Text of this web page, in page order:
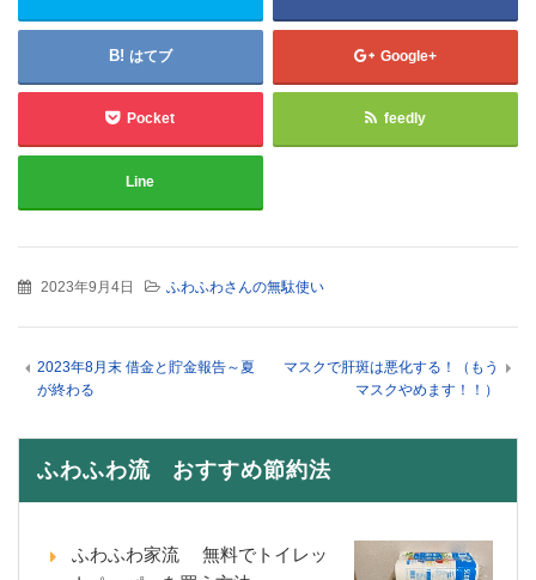
はてブ Google+
Pocket feedly
Line
2023年9月4日 ふわふわさんの無駄使い
2023年8月末 借金と貯金報告～夏
が終わる
マスクで肝斑は悪化する！（もう
マスクやめます！！）
ふわふわ流 おすすめ節約法
ふわふわ家流 無料でトイレッ